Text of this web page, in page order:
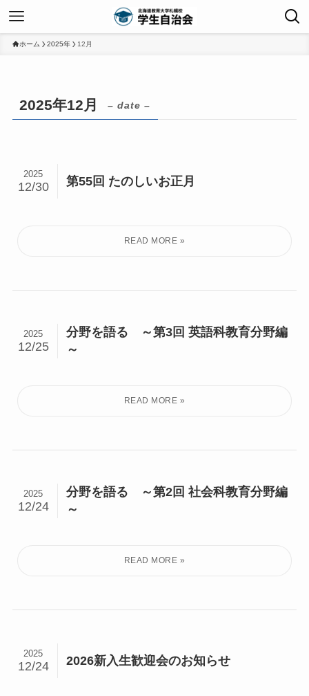
ホーム 2025年 12月
2025年12月 – date –
第55回 たのしいお正月
2025
12/30
分野を語る ～第3回 英語科教育分野編
～
2025
12/25
分野を語る ～第2回 社会科教育分野編
～
2025
12/24
2026新入生歓迎会のお知らせ
2025
12/24